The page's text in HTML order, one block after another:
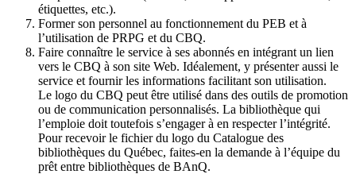
étiquettes, etc.).
Former son personnel au fonctionnement du PEB et à
l’utilisation de PRPG et du CBQ.
Faire connaître le service à ses abonnés en intégrant un lien
vers le CBQ à son site Web. Idéalement, y présenter aussi le
service et fournir les informations facilitant son utilisation.
Le logo du CBQ peut être utilisé dans des outils de promotion
ou de communication personnalisés. La bibliothèque qui
l’emploie doit toutefois s’engager à en respecter l’intégrité.
Pour recevoir le fichier du logo du Catalogue des
bibliothèques du Québec, faites-en la demande à l’équipe du
prêt entre bibliothèques de BAnQ.